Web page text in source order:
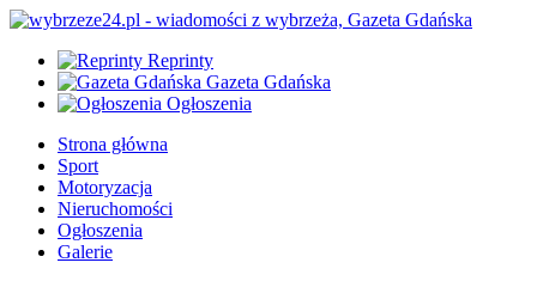
Reprinty
Gazeta Gdańska
Ogłoszenia
Strona główna
Sport
Motoryzacja
Nieruchomości
Ogłoszenia
Galerie